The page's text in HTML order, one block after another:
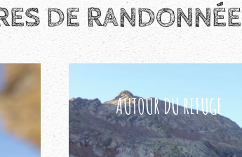
DE RANDONNÉE
AUTOUR DU REFUGE